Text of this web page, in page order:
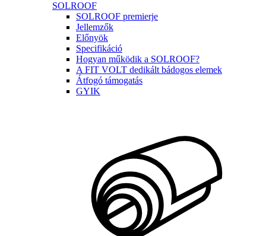
SOLROOF
SOLROOF premierje
Jellemzők
Előnyök
Specifikáció
Hogyan működik a SOLROOF?
A FIT VOLT dedikált bádogos elemek
Átfogó támogatás
GYIK